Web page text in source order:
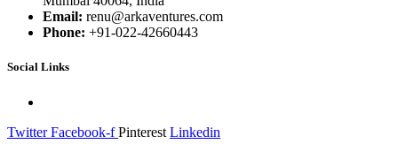
Email: renu@arkaventures.com
Phone: +91-022-42660443
Social Links
Twitter Facebook-f Pinterest Linkedin